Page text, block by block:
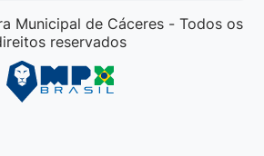
Municipal de Cáceres - Todos os
reservados